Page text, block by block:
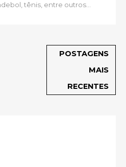
tênis, entre outros...
POSTAGENS
MAIS
RECENTES